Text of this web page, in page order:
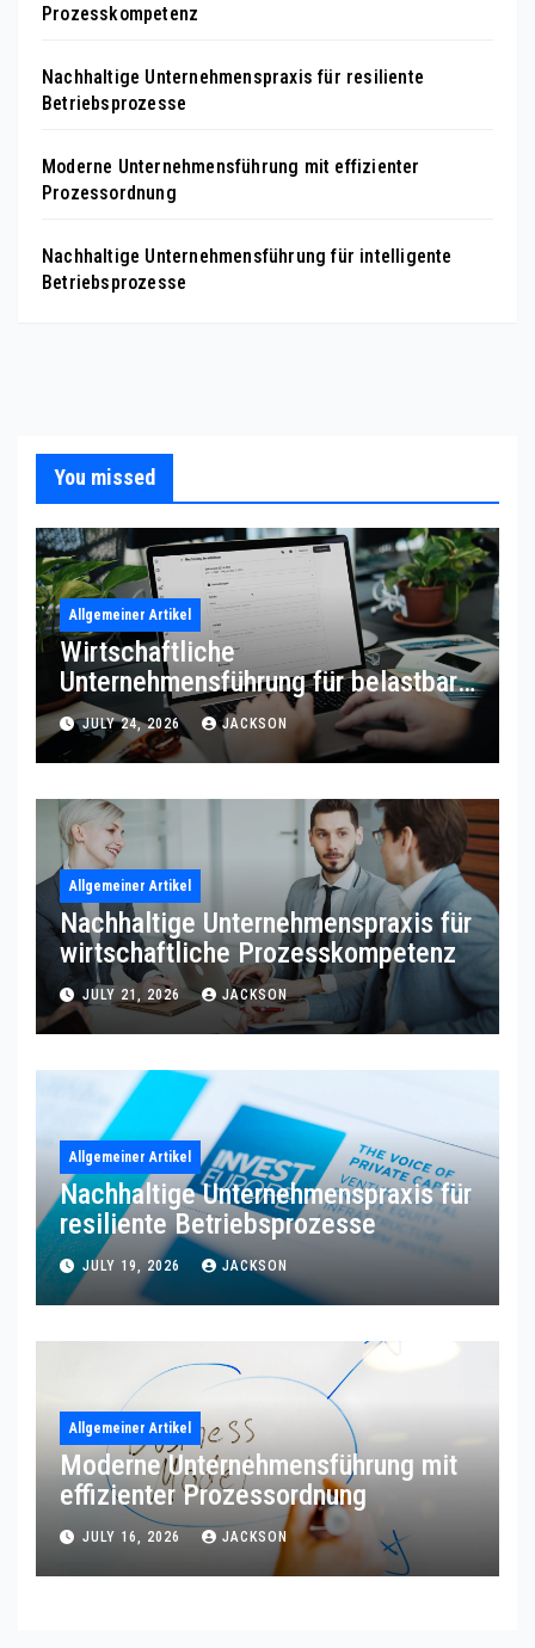
Prozesskompetenz
Nachhaltige Unternehmenspraxis für resiliente
Betriebsprozesse
Moderne Unternehmensführung mit effizienter
Prozessordnung
Nachhaltige Unternehmensführung für intelligente
Betriebsprozesse
You missed
Allgemeiner Artikel
Wirtschaftliche
Unternehmensführung für belastbare
Prozessqualität
JULY 24, 2026 JACKSON
Allgemeiner Artikel
Nachhaltige Unternehmenspraxis für
wirtschaftliche Prozesskompetenz
JULY 21, 2026 JACKSON
Allgemeiner Artikel
Nachhaltige Unternehmenspraxis für
resiliente Betriebsprozesse
JULY 19, 2026 JACKSON
Allgemeiner Artikel
Moderne Unternehmensführung mit
effizienter Prozessordnung
JULY 16, 2026 JACKSON